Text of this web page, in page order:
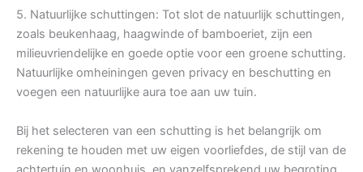
5. Natuurlijke schuttingen: Tot slot de natuurlijk schuttingen,
zoals beukenhaag, haagwinde of bamboeriet, zijn een
milieuvriendelijke en goede optie voor een groene schutting.
Natuurlijke omheiningen geven privacy en beschutting en
voegen een natuurlijke aura toe aan uw tuin.
Bij het selecteren van een schutting is het belangrijk om
rekening te houden met uw eigen voorliefdes, de stijl van de